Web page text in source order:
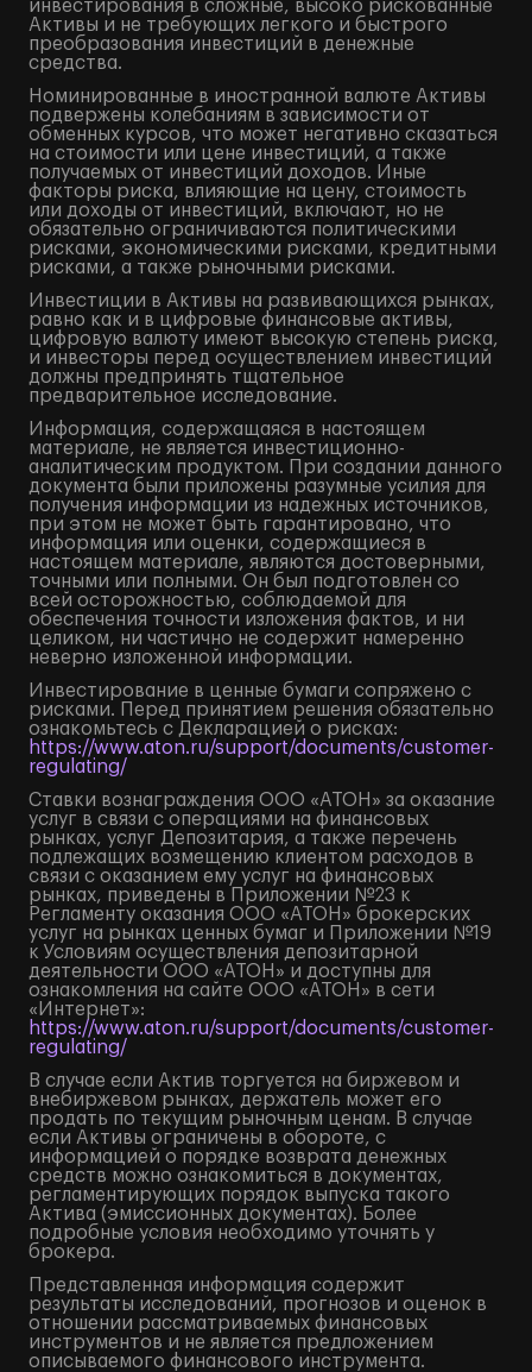
инвестирования в сложные, высоко рискованные
Активы и не требующих легкого и быстрого
преобразования инвестиций в денежные
средства.
Номинированные в иностранной валюте Активы
подвержены колебаниям в зависимости от
обменных курсов, что может негативно сказаться
на стоимости или цене инвестиций, а также
получаемых от инвестиций доходов. Иные
факторы риска, влияющие на цену, стоимость
или доходы от инвестиций, включают, но не
обязательно ограничиваются политическими
рисками, экономическими рисками, кредитными
рисками, а также рыночными рисками.
Инвестиции в Активы на развивающихся рынках,
равно как и в цифровые финансовые активы,
цифровую валюту имеют высокую степень риска,
и инвесторы перед осуществлением инвестиций
должны предпринять тщательное
предварительное исследование.
Информация, содержащаяся в настоящем
материале, не является инвестиционно-
аналитическим продуктом. При создании данного
документа были приложены разумные усилия для
получения информации из надежных источников,
при этом не может быть гарантировано, что
информация или оценки, содержащиеся в
настоящем материале, являются достоверными,
точными или полными. Он был подготовлен со
всей осторожностью, соблюдаемой для
обеспечения точности изложения фактов, и ни
целиком, ни частично не содержит намеренно
неверно изложенной информации.
Инвестирование в ценные бумаги сопряжено с
рисками. Перед принятием решения обязательно
ознакомьтесь с Декларацией о рисках:
https://www.aton.ru/support/documents/customer-
regulating/
Ставки вознаграждения ООО «АТОН» за оказание
услуг в связи с операциями на финансовых
рынках, услуг Депозитария, а также перечень
подлежащих возмещению клиентом расходов в
связи с оказанием ему услуг на финансовых
рынках, приведены в Приложении №23 к
Регламенту оказания ООО «АТОН» брокерских
услуг на рынках ценных бумаг и Приложении №19
к Условиям осуществления депозитарной
деятельности ООО «АТОН» и доступны для
ознакомления на сайте ООО «АТОН» в сети
«Интернет»:
https://www.aton.ru/support/documents/customer-
regulating/
В случае если Актив торгуется на биржевом и
внебиржевом рынках, держатель может его
продать по текущим рыночным ценам. В случае
если Активы ограничены в обороте, с
информацией о порядке возврата денежных
средств можно ознакомиться в документах,
регламентирующих порядок выпуска такого
Актива (эмиссионных документах). Более
подробные условия необходимо уточнять у
брокера.
Представленная информация содержит
результаты исследований, прогнозов и оценок в
отношении рассматриваемых финансовых
инструментов и не является предложением
описываемого финансового инструмента.